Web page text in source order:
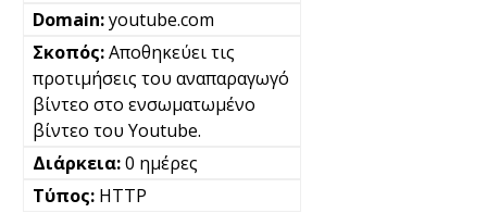
youtube.com
Αποθηκεύει τις
προτιμήσεις του αναπαραγωγό
βίντεο στο ενσωματωμένο
βίντεο του Youtube.
0 ημέρες
HTTP